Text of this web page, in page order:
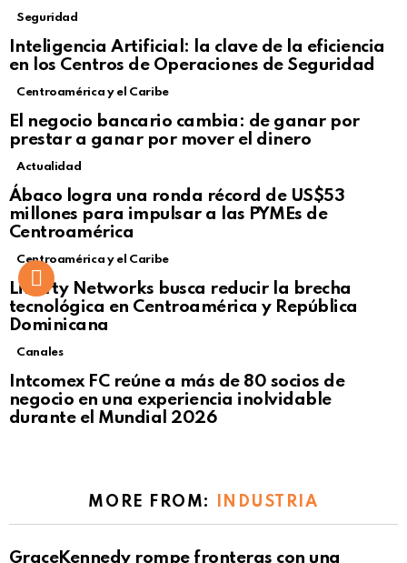
Seguridad
Inteligencia Artificial: la clave de la eficiencia
en los Centros de Operaciones de Seguridad
Centroamérica y el Caribe
El negocio bancario cambia: de ganar por
prestar a ganar por mover el dinero
Not Safe For Work
Click to view this post
Actualidad
Ábaco logra una ronda récord de US$53
millones para impulsar a las PYMEs de
Centroamérica
Centroamérica y el Caribe
Liberty Networks busca reducir la brecha
tecnológica en Centroamérica y República
Dominicana
Canales
Intcomex FC reúne a más de 80 socios de
negocio en una experiencia inolvidable
durante el Mundial 2026
MORE FROM: INDUSTRIA
GraceKennedy rompe fronteras con una